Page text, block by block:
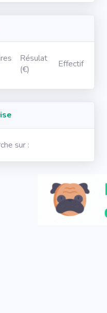
Résulat
(€)
Effectif
sur :